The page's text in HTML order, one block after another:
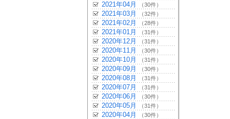
2021年04月 （30件）
2021年03月 （32件）
2021年02月 （28件）
2021年01月 （31件）
2020年12月 （31件）
2020年11月 （30件）
2020年10月 （31件）
2020年09月 （30件）
2020年08月 （31件）
2020年07月 （31件）
2020年06月 （30件）
2020年05月 （31件）
2020年04月 （30件）